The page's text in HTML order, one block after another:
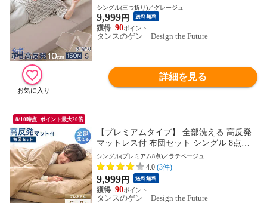
ウレタンマット ウレタン ベッドマットレ
ス ベッドマット マット 折りたたみ 折り畳
み 固め 厚め 厚手 23300044〔グレージュ〕
シングル(三つ折り)／グレージュ
9,999円 送料無料
90
タンスのゲン Design the Future
詳細を見る
8/10時点_ポイント最大20倍
【プレミアムタイプ】 全部洗える 高反発
マットレス付 布団セット シングル 8点セ
ット 抗菌 防臭 洗える 洗濯 マットレス マ
ットレス付き 布団 敷布団 掛け布団 枕 収
納ケース 組布団 新生活 81900250〔ラテベ
ージュ〕
シングル(プレミアム8点)／ラテベージュ
4.0 (3件)
9,999円 送料無料
90
タンスのゲン Design the Future